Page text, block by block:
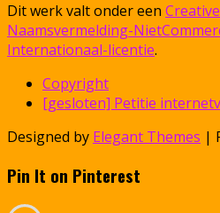
Dit werk valt onder een
Naamsvermelding-
Internationaal-licentie.
Copyright
[gesloten] Petitie
Designed by Elegant Themes |
Pin It on Pinterest